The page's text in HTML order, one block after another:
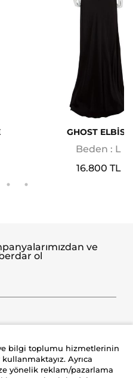
GHOST ELBİSE
Beden : L
16.800 TL
ve
ol
bilgi toplumu hizmetlerinin
Ayrıca
yönelik reklam/pazarlama